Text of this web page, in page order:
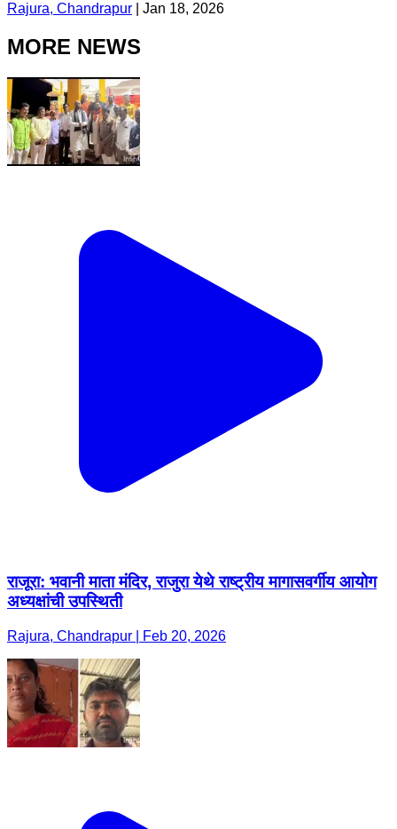
Rajura, Chandrapur Jan 18, 2026
MORE NEWS
राजूरा: भवानी माता मंदिर, राजुरा येथे राष्ट्रीय मागासवर्गीय आयोग
अध्यक्षांची उपस्थिती
Rajura, Chandrapur | Feb 20, 2026